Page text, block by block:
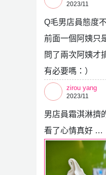
2023/11
Q毛男店員態度
前面一個阿姨只
問了兩次阿姨才
有必要嗎：）
zirou yang
2023/11
男店員霜淇淋擠
看了心情真好 …